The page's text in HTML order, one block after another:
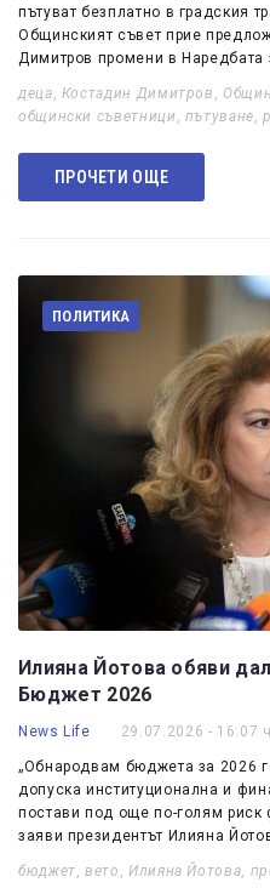
пътуват безплатно в градския
Общинският съвет прие
Димитров промени в Наредбата
деца, Костадин Димитров ,
общински съветници , пътуване,
ПРОЧЕТИ ОЩЕ
ПОЛИТИКА
Илияна Йотова обяви
Бюджет 2026
News Life 29.07.2026 - 16:07
„Обнародвам бюджета за 2026
допуска институционална и
постави под още по-голям риск
заяви президентът Илияна
бюджет,вето , Илияна Йотова,